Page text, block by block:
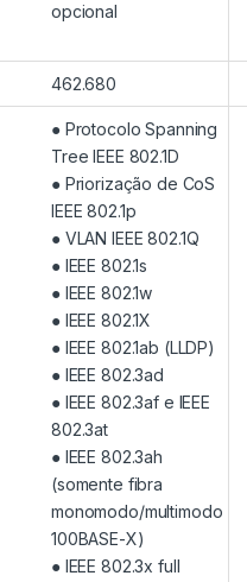
opcional
462.680
● Protocolo Spanning
Tree IEEE 802.1D
● Priorização de CoS
IEEE 802.1p
● VLAN IEEE 802.1Q
● IEEE 802.1s
● IEEE 802.1w
● IEEE 802.1X
● IEEE 802.1ab (LLDP)
● IEEE 802.3ad
● IEEE 802.3af e IEEE
802.3at
● IEEE 802.3ah
(somente fibra
monomodo/multimodo
100BASE-X)
● IEEE 802.3x full